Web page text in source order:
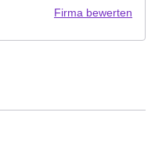
Firma bewerten